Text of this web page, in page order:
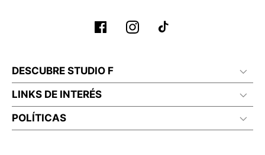
DESCUBRE STUDIO F
LINKS DE INTERÉS
POLÍTICAS